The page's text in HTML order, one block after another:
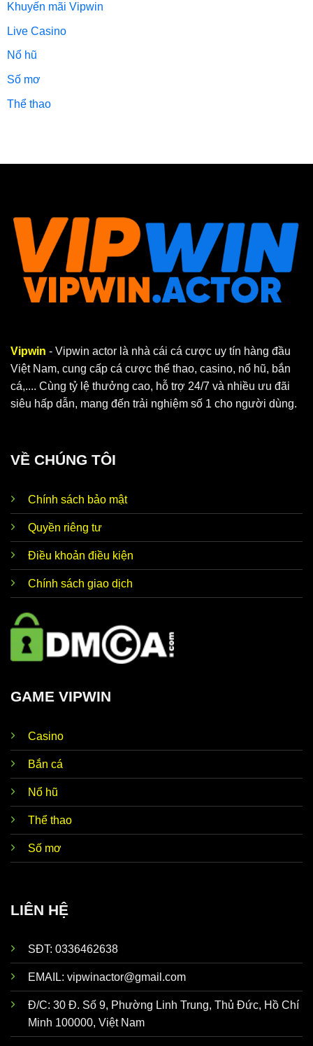
Khuyến mãi Vipwin
Live Casino
Nổ hũ
Số mơ
Thể thao
Vipwin - Vipwin actor là nhà cái cá cược uy tín hàng đầu
Việt Nam, cung cấp cá cược thể thao, casino, nổ hũ, bắn
cá,.... Cùng tỷ lệ thưởng cao, hỗ trợ 24/7 và nhiều ưu đãi
siêu hấp dẫn, mang đến trải nghiệm số 1 cho người dùng.
VỀ CHÚNG TÔI
Chính sách bảo mật
Quyền riêng tư
Điều khoản điều kiện
Chính sách giao dịch
GAME VIPWIN
Casino
Bắn cá
Nổ hũ
Thể thao
Số mơ
LIÊN HỆ
SĐT: 0336462638
EMAIL: vipwinactor@gmail.com
Đ/C: 30 Đ. Số 9, Phường Linh Trung, Thủ Đức, Hồ Chí
Minh 100000, Việt Nam